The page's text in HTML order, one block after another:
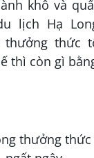
khô và
lịch Hạ
thưởng thức
thì còn gì